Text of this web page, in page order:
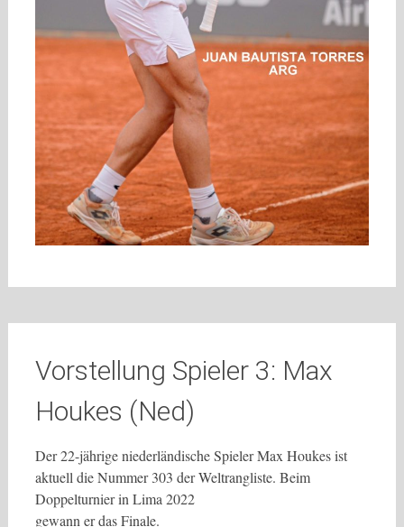
Vorstellung Spieler 3: Max
Houkes (Ned)
Der 22-jährige niederländische Spieler Max Houkes ist
aktuell die Nummer 303 der Weltrangliste. Beim
Doppelturnier in Lima 2022
gewann er das Finale.